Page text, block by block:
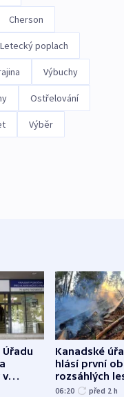
Cherson
Letecký poplach
Výbuchy
Ostřelování
Výběr
v
Kanadské
hlásí první
rozsáhlých
požárů
06:20 před 2 h